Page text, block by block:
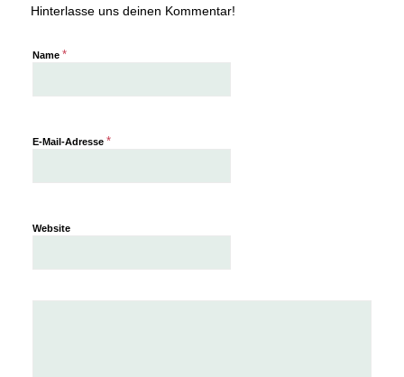
Hinterlasse uns deinen Kommentar!
Name *
E-Mail-Adresse *
Website